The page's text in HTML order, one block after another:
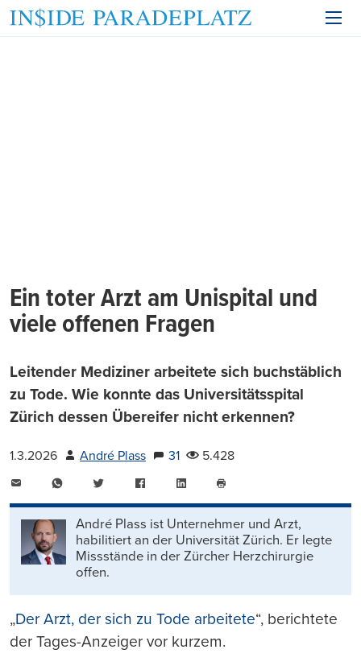
Ein toter Arzt am Unispital und
viele offenen Fragen
Leitender Mediziner arbeitete sich buchstäblich
zu Tode. Wie konnte das Universitätsspital
Zürich dessen Übereifer nicht erkennen?
1.3.2026 André Plass 31
5.428
WhatsAppTwitter FacebookLinkedIn
drucken
André Plass ist Unternehmer und Arzt,
habilitiert an der Universität Zürich. Er legte
Missstände in der Zürcher Herzchirurgie
offen.
„Der Arzt, der sich zu Tode arbeitete“, berichtete
der Tages-Anzeiger vor kurzem.